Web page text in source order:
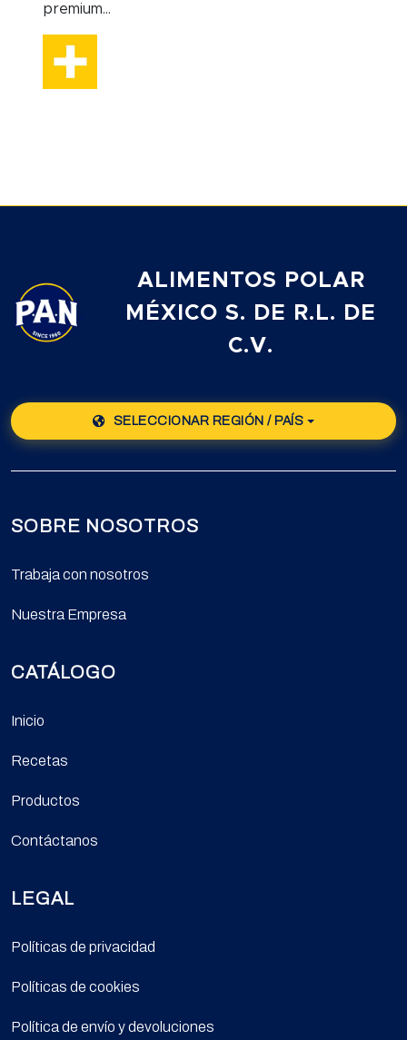
premium...
ALIMENTOS POLAR
MÉXICO S. DE R.L. DE
C.V.
SELECCIONAR REGIÓN / PAÍS
SOBRE NOSOTROS
Trabaja con nosotros
Nuestra Empresa
CATÁLOGO
Inicio
Recetas
Productos
Contáctanos
LEGAL
Políticas de privacidad
Políticas de cookies
Política de envío y devoluciones